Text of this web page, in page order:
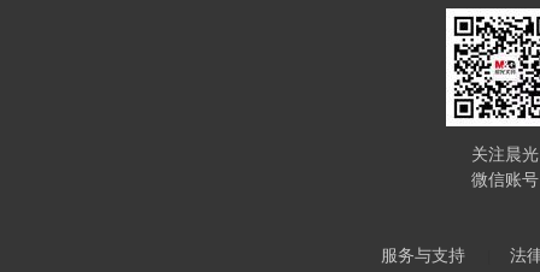
关注晨光
微信账号
服务与支持 法